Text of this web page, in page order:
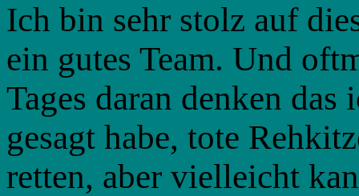
Ich bin sehr stolz auf
ein gutes Team. Und
Tages daran denken
gesagt habe, tote
retten, aber vielleicht